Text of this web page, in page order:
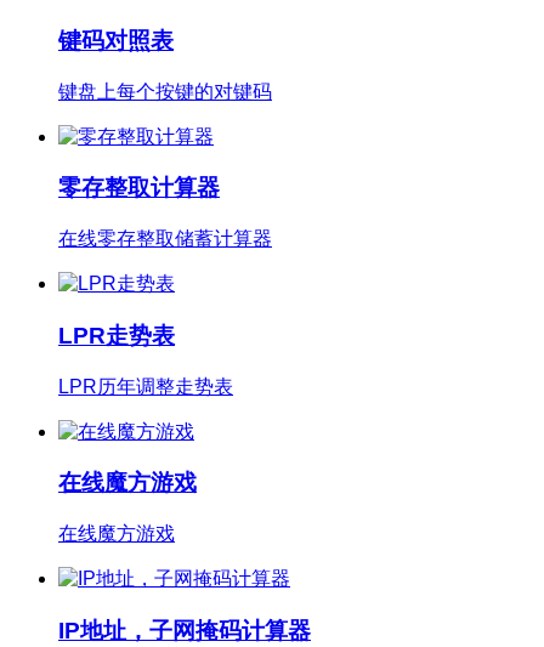
键码对照表
键盘上每个按键的对键码
零存整取计算器
在线零存整取储蓄计算器
LPR走势表
LPR历年调整走势表
在线魔方游戏
在线魔方游戏
IP地址，子网掩码计算器